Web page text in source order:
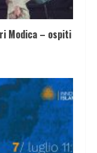
Modica – ospiti